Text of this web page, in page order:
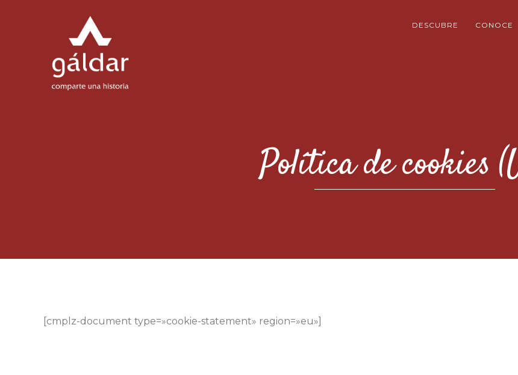
DESCUBRE CONOCE
Política de cookies
[cmplz-document type=»cookie-statement» region=»eu»]